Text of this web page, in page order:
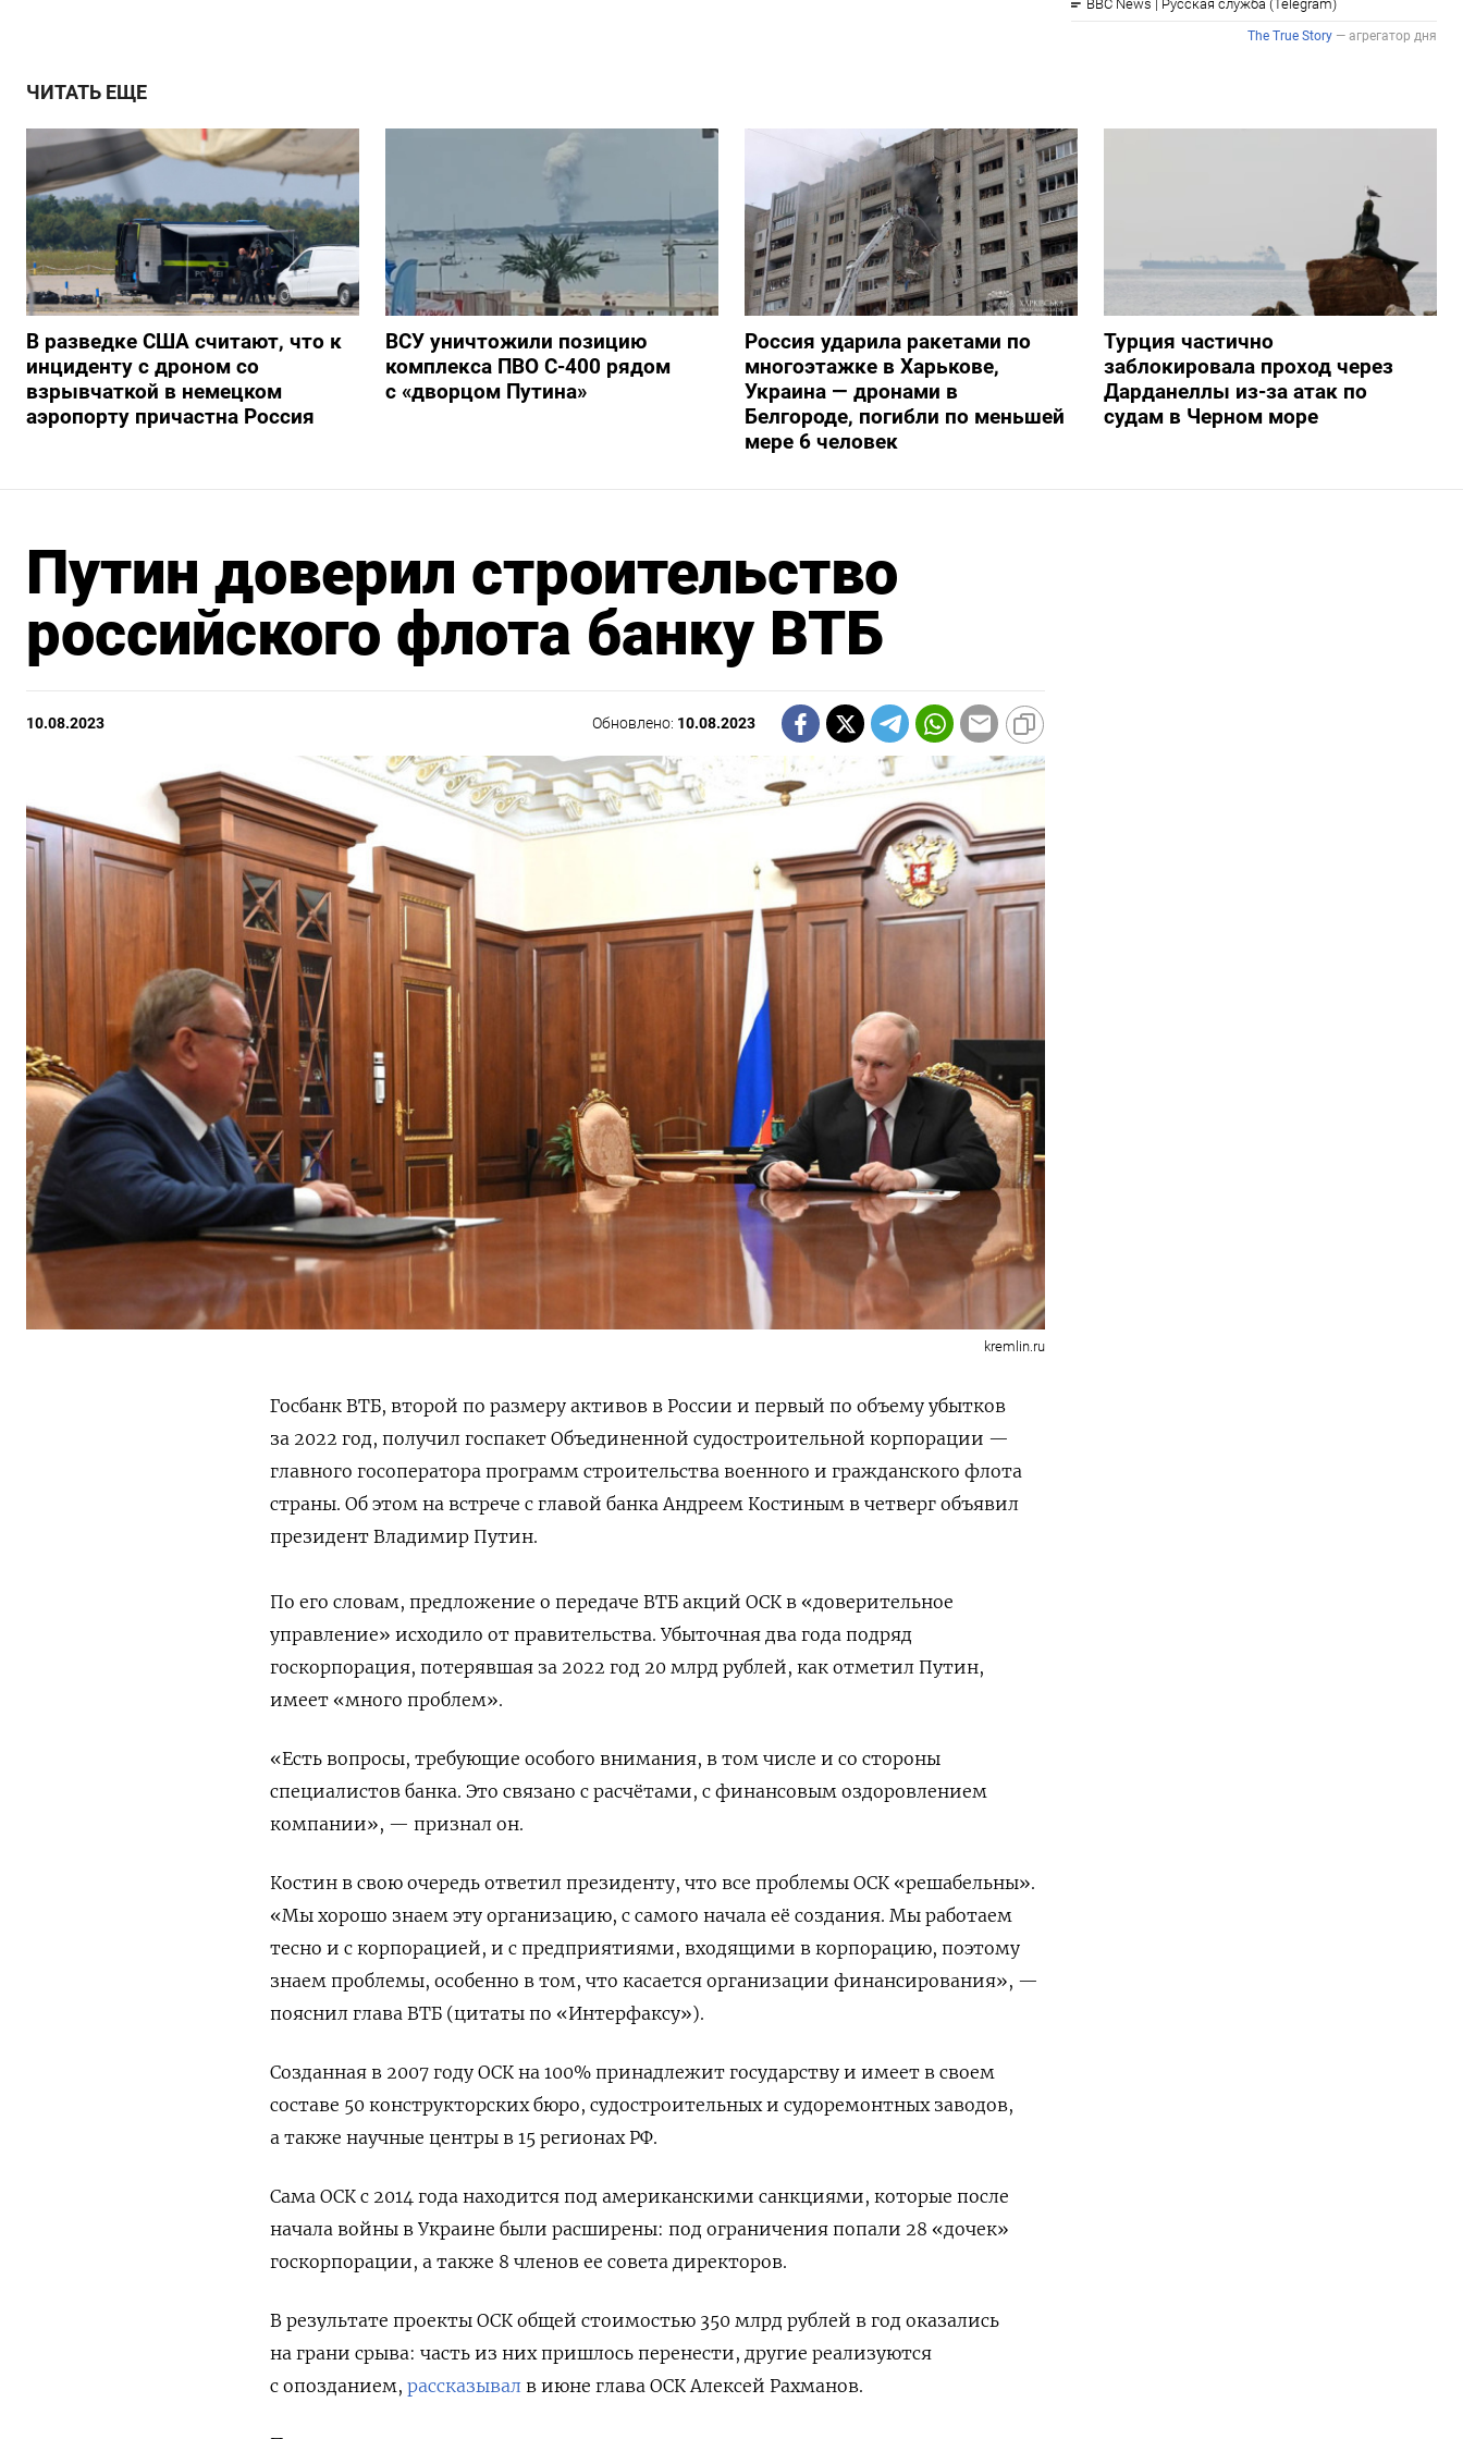
ЧИТАТЬ ЕЩЕ
В разведке США считают, что к
инциденту с дроном со
взрывчаткой в немецком
аэропорту причастна Россия
ВСУ уничтожили позицию
комплекса ПВО С-400 рядом
с «дворцом Путина»
Россия ударила ракетами по
многоэтажке в Харькове,
Украина — дронами в
Белгороде, погибли по меньшей
мере 6 человек
Турция частично
заблокировала проход через
Дарданеллы из-за атак по
судам в Черном море
Путин доверил строительство
российского флота банку ВТБ
10.08.2023 Обновлено: 10.08.2023
kremlin.ru
Госбанк ВТБ, второй по размеру активов в России и первый по объему убытков
за 2022 год, получил госпакет Объединенной судостроительной корпорации —
главного госоператора программ строительства военного и гражданского флота
страны. Об этом на встрече с главой банка Андреем Костиным в четверг объявил
президент Владимир Путин.
По его словам, предложение о передаче ВТБ акций ОСК в «доверительное
управление» исходило от правительства. Убыточная два года подряд
госкорпорация, потерявшая за 2022 год 20 млрд рублей, как отметил Путин,
имеет «много проблем».
«Есть вопросы, требующие особого внимания, в том числе и со стороны
специалистов банка. Это связано с расчётами, с финансовым оздоровлением
компании», — признал он.
Костин в свою очередь ответил президенту, что все проблемы ОСК «решабельны».
«Мы хорошо знаем эту организацию, с самого начала её создания. Мы работаем
тесно и с корпорацией, и с предприятиями, входящими в корпорацию, поэтому
знаем проблемы, особенно в том, что касается организации финансирования», —
пояснил глава ВТБ (цитаты по «Интерфаксу»).
Созданная в 2007 году ОСК на 100% принадлежит государству и имеет в своем
составе 50 конструкторских бюро, судостроительных и судоремонтных заводов,
а также научные центры в 15 регионах РФ.
Сама ОСК с 2014 года находится под американскими санкциями, которые после
начала войны в Украине были расширены: под ограничения попали 28 «дочек»
госкорпорации, а также 8 членов ее совета директоров.
В результате проекты ОСК общей стоимостью 350 млрд рублей в год оказались
на грани срыва: часть из них пришлось перенести, другие реализуются
с опозданием, рассказывал в июне глава ОСК Алексей Рахманов.